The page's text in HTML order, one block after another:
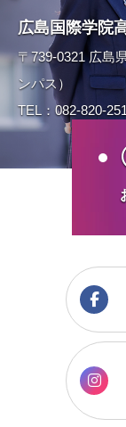
広島国際学院
〒739-0321 広島
ンパス）
TEL：082-820-